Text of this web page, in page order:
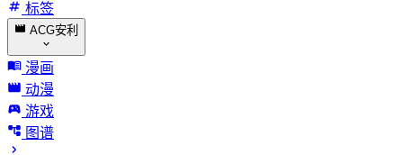
标签
ACG安利
漫画
动漫
游戏
图谱